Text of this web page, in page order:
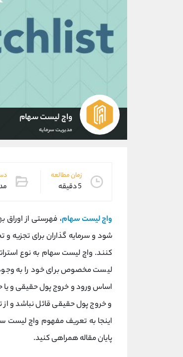
واچ لیست سهام
مدیریت سرمایه
زمان مطالعه
5 دقیقه
واچ لیست سهام، فهرستی از اوراق
شود و سرمایه گذاران برای تجزیه
کنند. واچ لیست سهام به نوع
لیست مخصوص برای خود را به
اساس ورود و خروج پول حقیقی و
و خروج پول حقیقی قائل نباشد و
اینجا به تعریف مفهوم واچ لیست
پایان مقاله همراهی کنید.